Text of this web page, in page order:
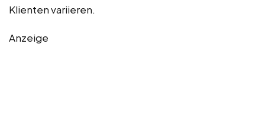
Klienten variieren.
Anzeige